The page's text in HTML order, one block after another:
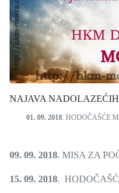
NAJAVA
01. 09. 2018 . HODOČAŠĆE
09. 09. 2018. MISA ZA
15. 09. 2018.